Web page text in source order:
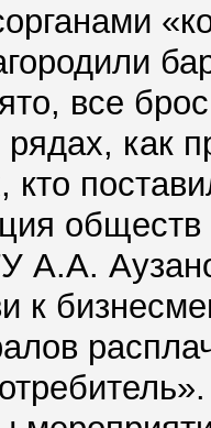
все
как
обществ
А.А.
к